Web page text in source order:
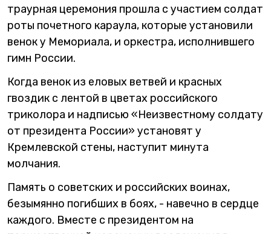
траурная церемония прошла с участием солдат
роты почетного караула, которые установили
венок у Мемориала, и оркестра, исполнившего
гимн России.
Когда венок из еловых ветвей и красных
гвоздик с лентой в цветах российского
триколора и надписью «Неизвестному солдату
от президента России» установят у
Кремлевской стены, наступит минута
молчания.
Память о советских и российских воинах,
безымянно погибших в боях, - навечно в сердце
каждого. Вместе с президентом на